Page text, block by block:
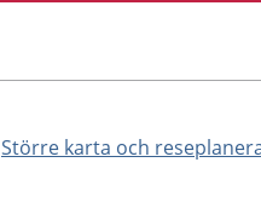
Större karta och